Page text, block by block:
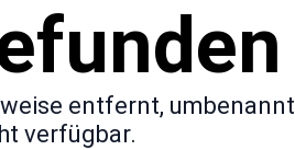
entfernt, umbenannt
verfügbar.